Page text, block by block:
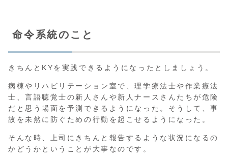
命令系統のこと
きちんとKYを実践できるようになったとしましょう。
病棟やリハビリテーション室で、理学療法士や作業療法
士、言語聴覚士の新人さんや新人ナースさんたちが危険
だと思う場面を予測できるようになった。そうして、事
故を未然に防ぐための行動を起こせるようになった。
そんな時、上司にきちんと報告するような状況になるの
かどうかということが大事なのです。